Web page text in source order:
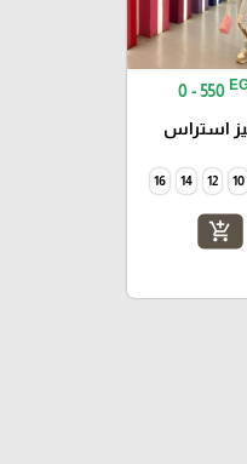
0 - 550
استراس
10
12
14
16
add_shopping_cart